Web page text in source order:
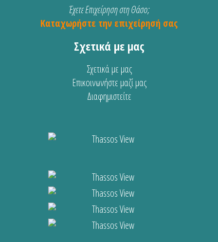
Έχετε Επιχείρηση στη Θάσο;
Καταχωρήστε την επιχείρησή σας
Σχετικά με μας
Σχετικά με μας
Επικοινωνήστε μαζί μας
Διαφημιστείτε